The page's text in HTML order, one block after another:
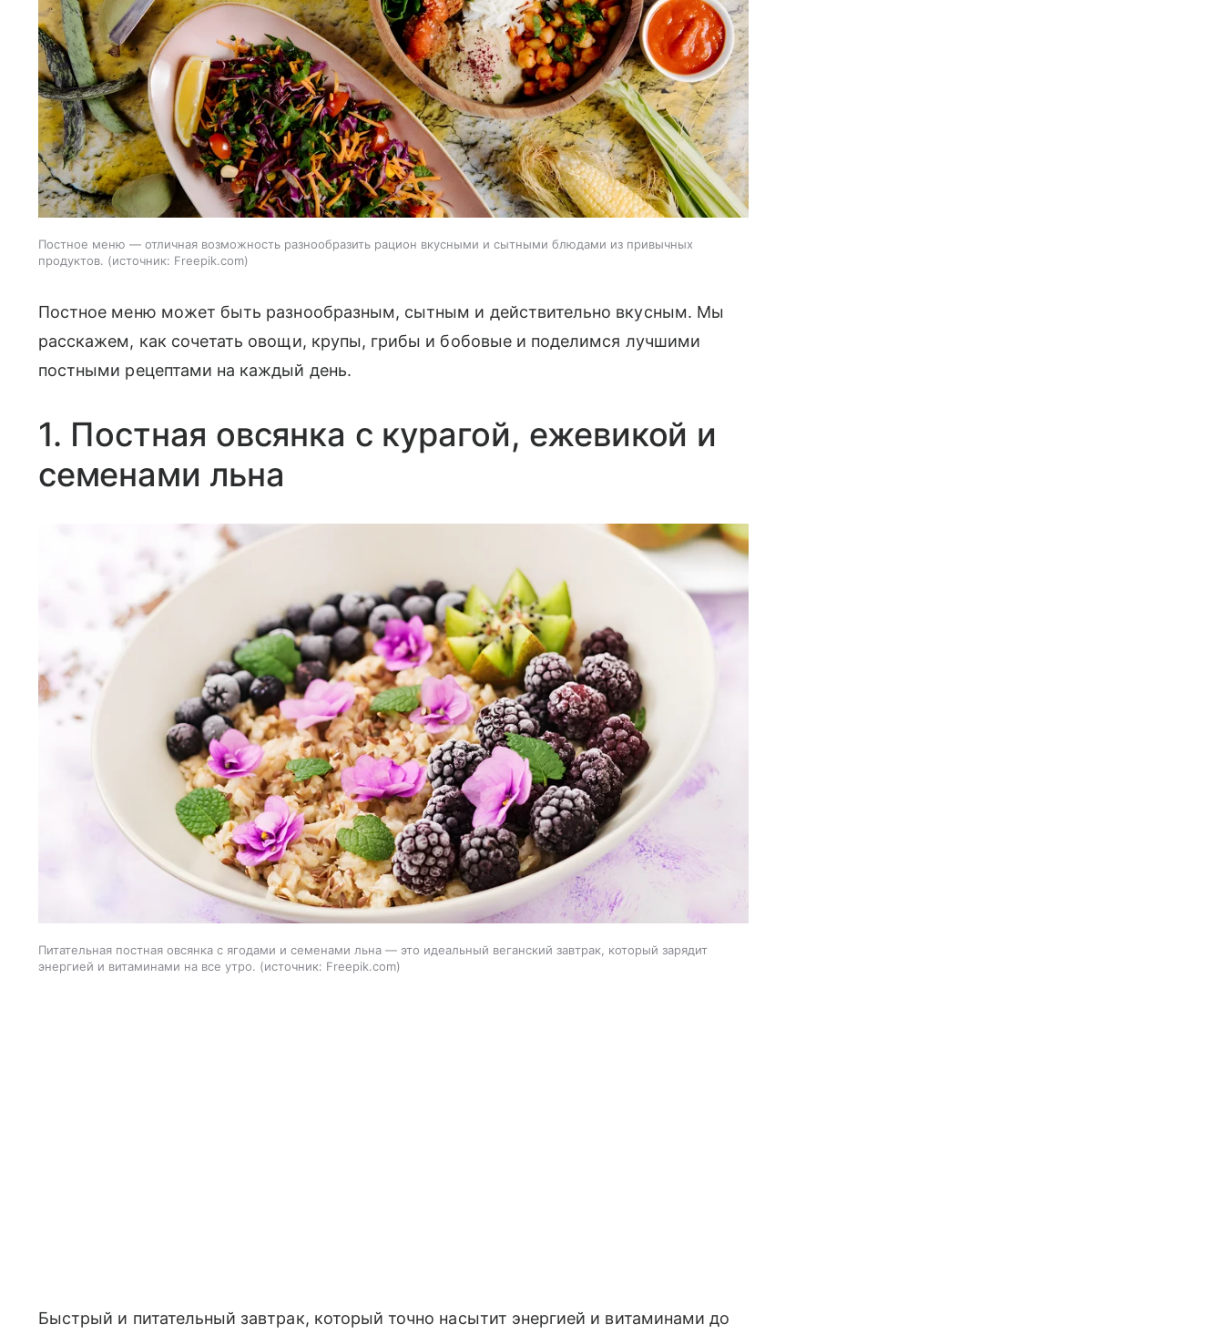
Постное меню — отличная возможность разнообразить рацион вкусными и сытными блюдами из привычных
продуктов.
источник: Freepik.com
Постное меню может быть разнообразным, сытным и действительно вкусным. Мы
расскажем, как сочетать овощи, крупы, грибы и бобовые и поделимся лучшими
постными рецептами на каждый день.
1. Постная овсянка с курагой, ежевикой и
семенами льна
Питательная постная овсянка с ягодами и семенами льна — это идеальный веганский завтрак, который зарядит
энергией и витаминами на все утро.
источник: Freepik.com
Быстрый и питательный завтрак, который точно насытит энергией и витаминами до